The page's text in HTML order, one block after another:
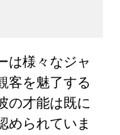
は様々なジャ
客を魅了する
の才能は既に
められていま